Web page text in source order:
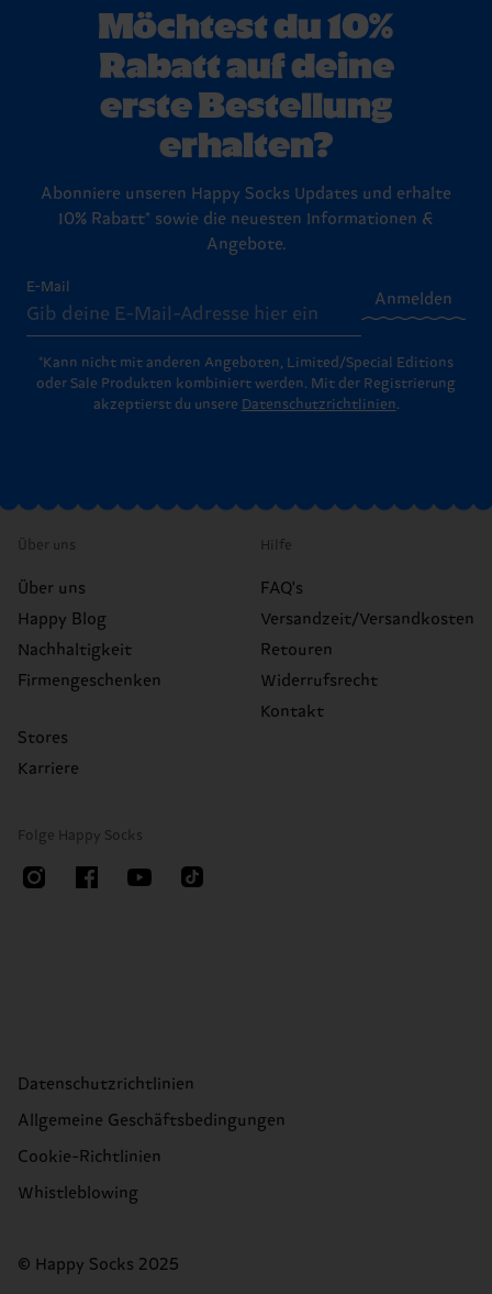
Möchtest du 10%
Rabatt auf deine
erste Bestellung
erhalten?
Abonniere unseren Happy Socks Updates und erhalte
10% Rabatt* sowie die neuesten Informationen &
Angebote.
E-Mail
Anmelden
*Kann nicht mit anderen Angeboten, Limited/Special Editions
oder Sale Produkten kombiniert werden. Mit der Registrierung
akzeptierst du unsere Datenschutzrichtlinien.
Über uns
Über uns
Happy Blog
Nachhaltigkeit
Firmengeschenken
Stores
Karriere
Hilfe
FAQ's
Versandzeit/Versandkosten
Retouren
Widerrufsrecht
Kontakt
Folge Happy Socks
Datenschutzrichtlinien
Allgemeine Geschäftsbedingungen
Cookie-Richtlinien
Whistleblowing
© Happy Socks 2025